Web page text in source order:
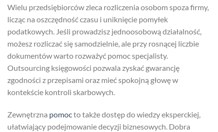
Wielu przedsiębiorców zleca rozliczenia osobom spoza firmy,
licząc na oszczędność czasu i uniknięcie pomyłek
podatkowych. Jeśli prowadzisz jednoosobową działalność,
możesz rozliczać się samodzielnie, ale przy rosnącej liczbie
dokumentów warto rozważyć pomoc specjalisty.
Outsourcing księgowości pozwala zyskać gwarancję
zgodności z przepisami oraz mieć spokojną głowę w
kontekście kontroli skarbowych.
Zewnętrzna pomocto także dostęp do wiedzy eksperckiej,
ułatwiający podejmowanie decyzji biznesowych. Dobra